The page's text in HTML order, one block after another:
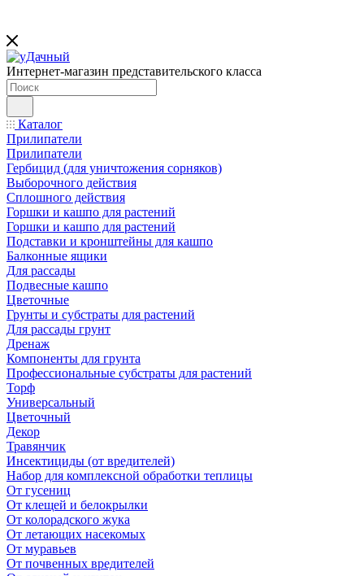
Интернет-магазин представительского класса
Каталог
Прилипатели
Прилипатели
Гербицид (для уничтожения сорняков)
Выборочного действия
Сплошного действия
Горшки и кашпо для растений
Горшки и кашпо для растений
Подставки и кронштейны для кашпо
Балконные ящики
Для рассады
Подвесные кашпо
Цветочные
Грунты и субстраты для растений
Для рассады грунт
Дренаж
Компоненты для грунта
Профессиональные субстраты для растений
Торф
Универсальный
Цветочный
Декор
Травянчик
Инсектициды (от вредителей)
Набор для комплексной обработки теплицы
От гусениц
От клещей и белокрылки
От колорадского жука
От летающих насекомых
От муравьев
От почвенных вредителей